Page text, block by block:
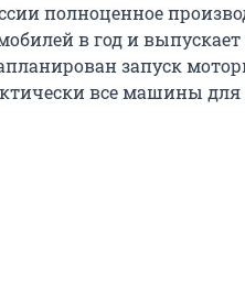
полноценное
в год и
запуск
все машины